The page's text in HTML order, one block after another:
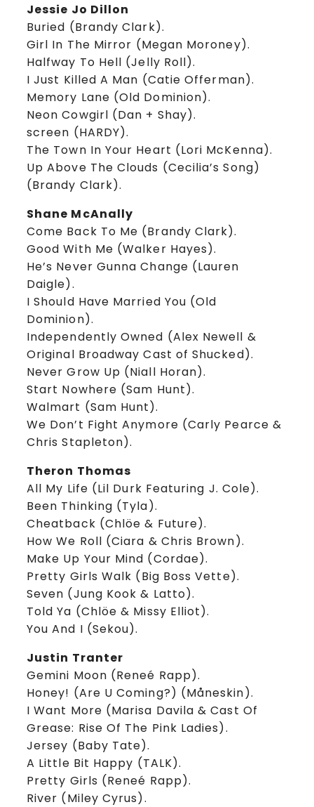
Jessie Jo Dillon
Buried (Brandy Clark).
Girl In The Mirror (Megan Moroney).
Halfway To Hell (Jelly Roll).
I Just Killed A Man (Catie Offerman).
Memory Lane (Old Dominion).
Neon Cowgirl (Dan + Shay).
screen (HARDY).
The Town In Your Heart (Lori McKenna).
Up Above The Clouds (Cecilia’s Song)
(Brandy Clark).
Shane McAnally
Come Back To Me (Brandy Clark).
Good With Me (Walker Hayes).
He’s Never Gunna Change (Lauren
Daigle).
I Should Have Married You (Old
Dominion).
Independently Owned (Alex Newell &
Original Broadway Cast of Shucked).
Never Grow Up (Niall Horan).
Start Nowhere (Sam Hunt).
Walmart (Sam Hunt).
We Don’t Fight Anymore (Carly Pearce &
Chris Stapleton).
Theron Thomas
All My Life (Lil Durk Featuring J. Cole).
Been Thinking (Tyla).
Cheatback (Chlöe & Future).
How We Roll (Ciara & Chris Brown).
Make Up Your Mind (Cordae).
Pretty Girls Walk (Big Boss Vette).
Seven (Jung Kook & Latto).
Told Ya (Chlöe & Missy Elliot).
You And I (Sekou).
Justin Tranter
Gemini Moon (Reneé Rapp).
Honey! (Are U Coming?) (Måneskin).
I Want More (Marisa Davila & Cast Of
Grease: Rise Of The Pink Ladies).
Jersey (Baby Tate).
A Little Bit Happy (TALK).
Pretty Girls (Reneé Rapp).
River (Miley Cyrus).